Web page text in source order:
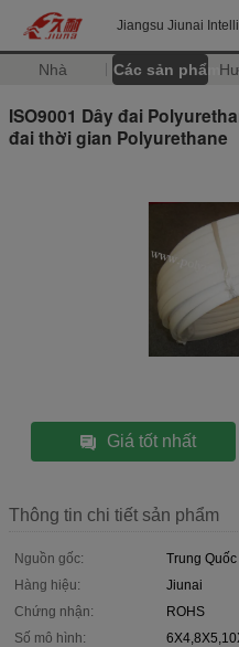
Jiangsu Jiunai
Nhà Các sản phẩm
ISO9001 Dây đai
đai thời gian Polyurethane
Giá tốt nhất
Thông tin chi tiết sản phẩm
Nguồn gốc:
Trung Quốc
Hàng hiệu:
Jiunai
Chứng nhận:
ROHS
Số mô hình: